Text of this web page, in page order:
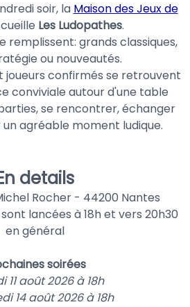
soir, la Maison des Jeux de
Les Ludopathes.
remplissent: grands classiques,
ou nouveautés.
joueurs confirmés se retrouvent
conviviale autour d'une table
se rencontrer, échanger
agréable moment ludique.
details
Rocher - 44200 Nantes
lancées à 18h et vers 20h30
en général
soirées
11 août 2026 à 18h
14 août 2026 à 18h